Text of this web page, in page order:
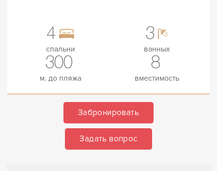
4
спальни
3
ванных
300
м. до пляжа
8
вместимость
Забронировать
Задать вопрос